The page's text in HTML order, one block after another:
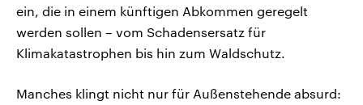
ein, die in einem künftigen Abkommen geregelt
werden sollen – vom Schadensersatz für
Klimakatastrophen bis hin zum Waldschutz.
Manches klingt nicht nur für Außenstehende absurd: